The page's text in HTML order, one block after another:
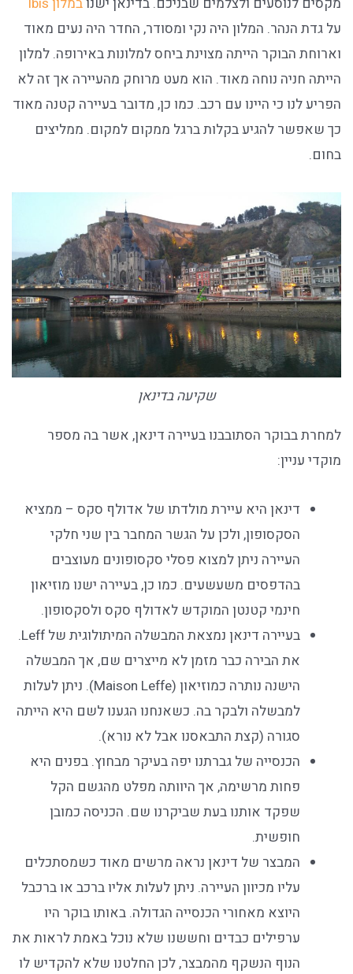
על גדת הנהר. המלון היה נקי ומסודר, החדר היה נעים מאוד
וארוחת הבוקר הייתה מצוינת ביחס למלונות באירופה. למלון
הייתה חניה נוחה מאוד. הוא מעט מרוחק מהעיירה אך זה לא
הפריע לנו כי היינו עם רכב. כמו כן, מדובר בעיירה קטנה מאוד
כך שאפשר להגיע בקלות ברגל ממקום למקום. ממליצים
בחום.
שקיעה בדינאן
למחרת בבוקר הסתובבנו בעיירה דינאן, אשר בה מספר
מוקדי עניין:
דינאן היא עיירת מולדתו של אדולף סקס – ממציא
הסקסופון, ולכן על הגשר המחבר בין שני חלקי
העיירה ניתן למצוא פסלי סקסופונים מעוצבים
בהדפסים משעשעים. כמו כן, בעיירה ישנו מוזיאון
חינמי קטנטן המוקדש לאדולף סקס ולסקסופון.
בעיירה דינאן נמצאת המבשלה המיתולוגית של Leff.
את הבירה כבר מזמן לא מייצרים שם, אך המבשלה
הישנה נותרה כמוזיאון (Maison Leffe). ניתן לעלות
למבשלה ולבקר בה. כשאנחנו הגענו לשם היא הייתה
סגורה (קצת התבאסנו אבל לא נורא).
הכנסייה של גברתנו יפה בעיקר מבחוץ. בפנים היא
פחות מרשימה, אך היוותה מפלט מהגשם הקל
שפקד אותנו בעת שביקרנו שם. הכניסה כמובן
חופשית.
המבצר של דינאן נראה מרשים מאוד כשמסתכלים
עליו מכיוון העיירה. ניתן לעלות אליו ברכב או ברכבל
היוצא מאחורי הכנסייה הגדולה. באותו בוקר היו
ערפילים כבדים וחששנו שלא נוכל באמת לראות את
הנוף הנשקף מהמבצר, לכן החלטנו שלא להקדיש לו